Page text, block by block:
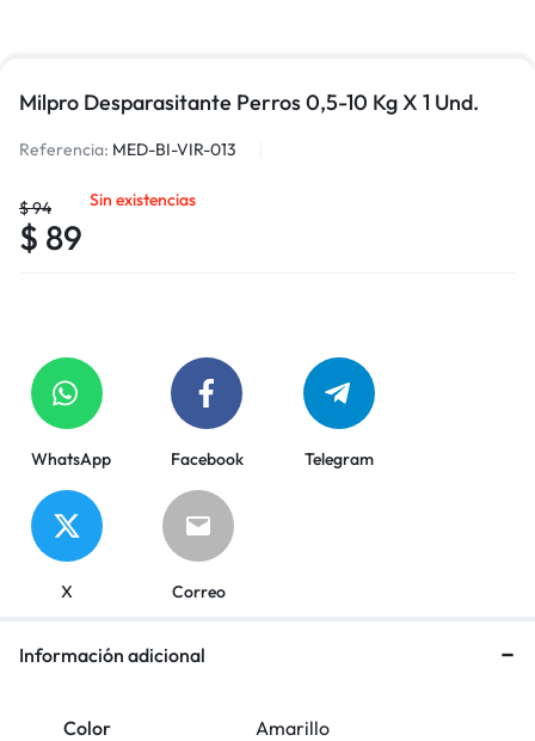
Milpro Desparasitante Perros 0,5-10 Kg X 1 Und.
Referencia: MED-BI-VIR-013
$94
$ 89
Sin existencias
WhatsApp Facebook Telegram
X Correo
Información adicional
Color Amarillo